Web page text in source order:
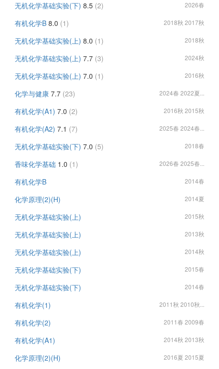
无机化学基础实验(下) 8.5 (2) 2026春
有机化学B 8.0 (1) 2018秋 2017秋
无机化学基础实验(上) 8.0 (1) 2018秋
无机化学基础实验(上) 7.7 (3) 2024秋
无机化学基础实验(上) 7.0 (1) 2016秋
化学与健康 7.7 (23) 2024春 2022夏...
有机化学(A1) 7.0 (2) 2016秋 2015秋
有机化学(A2) 7.1 (7) 2025春 2024春...
无机化学基础实验(下) 7.0 (5) 2018春
香味化学基础 1.0 (1) 2026春 2025春...
有机化学B 2014春
化学原理(2)(H) 2014夏
无机化学基础实验(上) 2015秋
无机化学基础实验(上) 2013秋
无机化学基础实验(上) 2014秋
无机化学基础实验(下) 2015春
无机化学基础实验(下) 2014春
有机化学(1) 2011秋 2010秋...
有机化学(2) 2011春 2009春
有机化学(A1) 2014秋 2013秋
化学原理(2)(H) 2016夏 2015夏